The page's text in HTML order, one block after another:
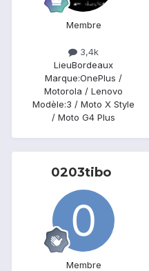
Membre
3,4k
LieuBordeaux
Marque:OnePlus /
Motorola / Lenovo
Modèle:3 / Moto X Style
/ Moto G4 Plus
0203tibo
Membre